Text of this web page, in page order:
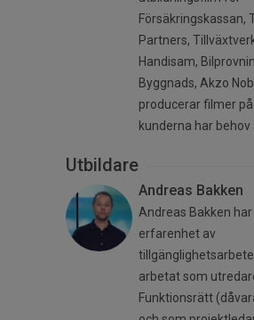
Försäkringskassan,
Partners,
Handisam,
Byggnads, Akzo
producerar filmer
kunderna har behov
Utbildare
Andreas Bakken
Andreas Bakken
erfarenhet av
arbetat som
Funktionsrätt